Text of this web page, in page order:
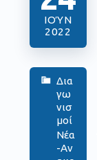
ΙΟΎΝ
2022
Δια
γω
νισ
μοί
Νέα
-Αν